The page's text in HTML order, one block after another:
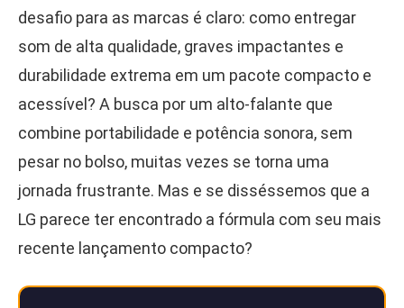
desafio para as marcas é claro: como entregar
som de alta qualidade, graves impactantes e
durabilidade extrema em um pacote compacto e
acessível? A busca por um alto-falante que
combine portabilidade e potência sonora, sem
pesar no bolso, muitas vezes se torna uma
jornada frustrante. Mas e se disséssemos que a
LG parece ter encontrado a fórmula com seu mais
recente lançamento compacto?